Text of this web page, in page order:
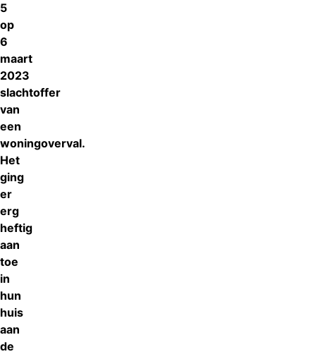
5
op
6
maart
2023
slachtoffer
van
een
woningoverval.
Het
ging
er
erg
heftig
aan
toe
in
hun
huis
aan
de